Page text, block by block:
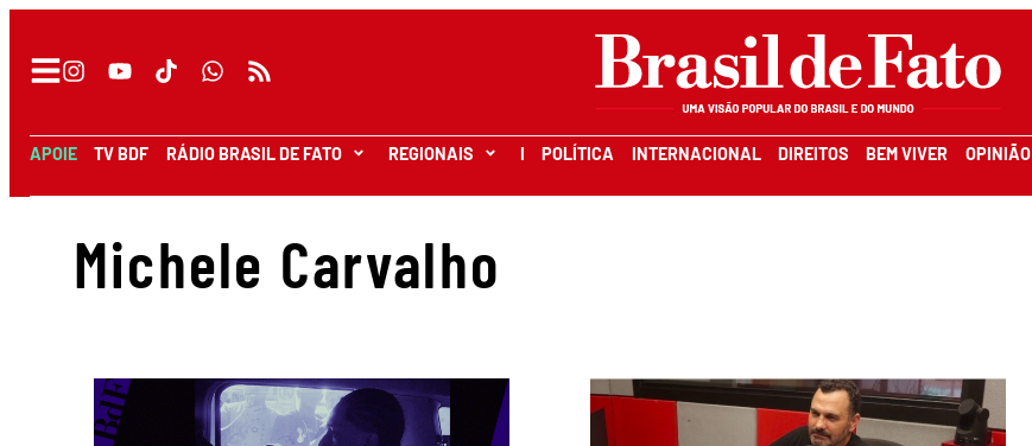
APOIE TV BDF RÁDIO BRASIL DE FATO REGIONAIS I POLÍTICA INTERNACIONAL DIREITOS BEM VIVER OPINIÃO
Michele Carvalho